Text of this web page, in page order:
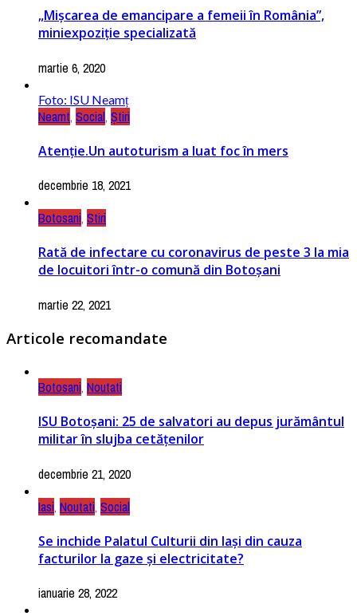
„Mișcarea de emancipare a femeii în România”,
miniexpoziție specializată
martie 6, 2020
Foto: ISU Neamț
Neamt, Social, Știri
Atenție.Un autoturism a luat foc în mers
decembrie 18, 2021
Botosani, Stiri
Rată de infectare cu coronavirus de peste 3 la mia
de locuitori într-o comună din Botoșani
martie 22, 2021
Articole recomandate
Botosani, Noutati
ISU Botoșani: 25 de salvatori au depus jurământul
militar în slujba cetățenilor
decembrie 21, 2020
Iasi, Noutati, Social
Se inchide Palatul Culturii din Iași din cauza
facturilor la gaze şi electricitate?
ianuarie 28, 2022